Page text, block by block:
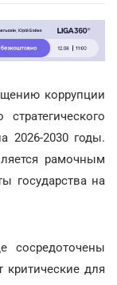
коррупции
2026-2030 годы.
рамочным
государства на
сосредоточены
критические для